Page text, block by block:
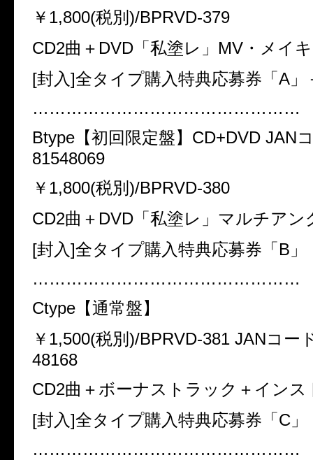
￥ 1,800(税別 )/BPRVD-379
CD2曲＋ DVD 「私塗レ」 MV ・メイ
[封入]全タイプ購入特典応募券「 A
…………………………………………
Btype 【初回限定盤】 CD+DVD JAN
81548069
￥ 1,800(税別 )/BPRVD-380
CD2曲＋ DVD 「私塗レ」マルチアン
[封入]全タイプ購入特典応募券「 B 」
…………………………………………
Ctype 【通常盤】
￥ 1,500(税別 )/BPRVD-381 JANコー
48168
CD2曲＋ボーナストラック＋インス
[封入]全タイプ購入特典応募券「 C 」
…………………………………………